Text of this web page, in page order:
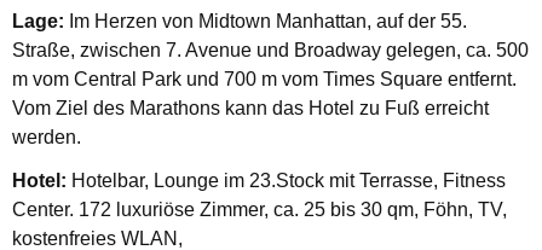
Lage: Im Herzen von Midtown Manhattan, auf der 55.
Straße, zwischen 7. Avenue und Broadway gelegen, ca. 500
m vom Central Park und 700 m vom Times Square entfernt.
Vom Ziel des Marathons kann das Hotel zu Fuß erreicht
werden.
Hotel: Hotelbar, Lounge im 23.Stock mit Terrasse, Fitness
Center. 172 luxuriöse Zimmer, ca. 25 bis 30 qm, Föhn, TV,
kostenfreies WLAN,